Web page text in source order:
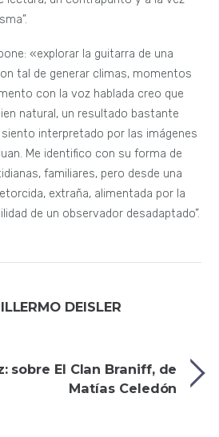
«explorar la guitarra de una
tal de generar climas, momentos
con la voz hablada creo que
natural, un resultado bastante
interpretado por las imágenes
Me identifico con su forma de
familiares, pero desde una
extraña, alimentada por la
de un observador desadaptado”.
DEISLER
sobre El Clan Braniff, de
Matías Celedón